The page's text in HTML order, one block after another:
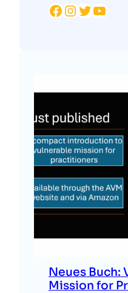
Facebook Instagram Twitter YouTube
Neues Buch:
Mission for